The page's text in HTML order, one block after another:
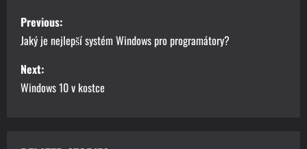
P
o
s
t
Previous:
Jaký je nejlepší systém Windows pro programátory?
Next:
Windows 10 v kostce